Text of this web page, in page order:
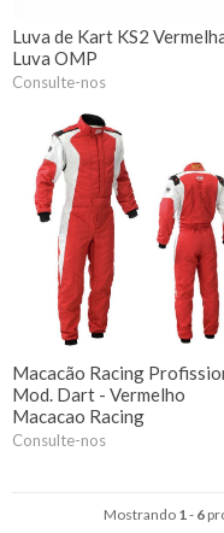
Luva de Kart KS2
Luva OMP
Consulte-nos
Macacão Racing
Mod. Dart - Vermelho
Macacao Racing
Consulte-nos
Mostrando 1- 6